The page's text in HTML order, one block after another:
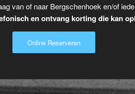
van of naar Bergschenhoek en/of
en ontvang korting die kan
Online Reserveren